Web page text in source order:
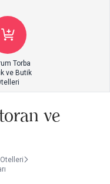
Torba
ve Butik
ve